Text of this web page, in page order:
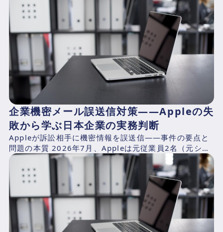
企業機密メール誤送信対策——Appleの失
敗から学ぶ日本企業の実務判断
Appleが訴訟相手に機密情報を誤送信——事件の要点と
問題の本質 2026年7月、Appleは元従業員2名（元シニ
アシステムズエンジニアのChang Liuおよ...